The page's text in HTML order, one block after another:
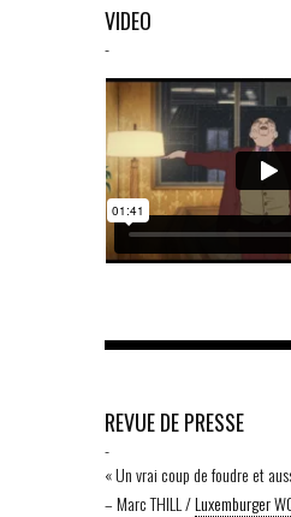
VIDEO
-
REVUE DE PRESSE
-
« Un vrai coup de foudre et
– Marc THILL /Luxemburger